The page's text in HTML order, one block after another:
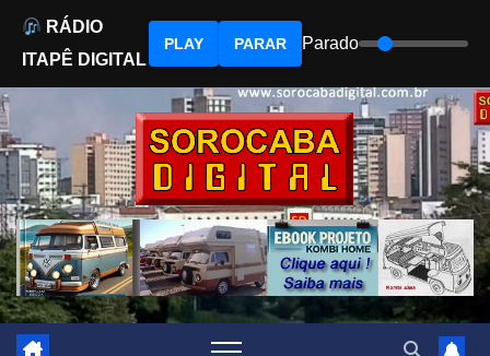
to
content
RÁDIO
ITAPÊ DIGITAL
PLAY PARAR Parado